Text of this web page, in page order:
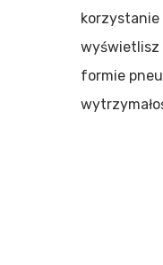
korzystanie
wyświetlisz
formie